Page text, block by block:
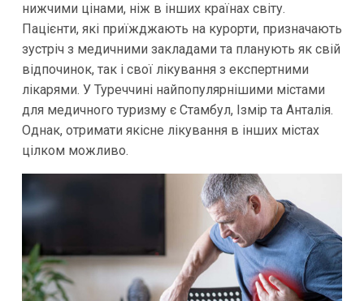
нижчими цінами, ніж в інших країнах світу.
Пацієнти, які приїжджають на курорти, призначають
зустріч з медичними закладами та планують як свій
відпочинок, так і свої лікування з експертними
лікарями. У Туреччині найпопулярнішими містами
для медичного туризму є Стамбул, Ізмір та Анталія.
Однак, отримати якісне лікування в інших містах
цілком можливо.